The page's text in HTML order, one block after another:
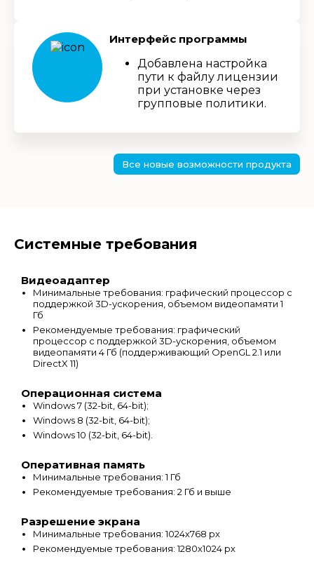
Интерфейс программы
Добавлена настройка
пути к файлу лицензии
при установке через
групповые политики.
Все новые возможности продукта
Системные требования
Видеоадаптер
Минимальные требования: графический процессор с
поддержкой 3D-ускорения, объемом видеопамяти 1
Гб
Рекомендуемые требования: графический
процессор с поддержкой 3D-ускорения, объемом
видеопамяти 4 Гб (поддерживающий OpenGL 2.1 или
DirectX 11)
Операционная система
Windows 7 (32-bit, 64-bit);
Windows 8 (32-bit, 64-bit);
Windows 10 (32-bit, 64-bit).
Оперативная память
Минимальные требования: 1 Гб
Рекомендуемые требования: 2 Гб и выше
Разрешение экрана
Минимальные требования: 1024х768 px
Рекомендуемые требования: 1280х1024 px